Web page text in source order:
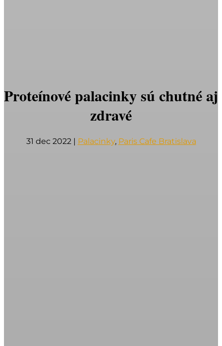
Proteínové palacinky sú chutné aj
zdravé
31 dec 2022 | Palacinky, Paris Cafe Bratislava